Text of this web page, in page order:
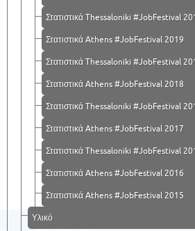
Στατιστικά Thessaloniki #JobFestival
Στατιστικά Athens #JobFestival 2019
Στατιστικά Thessaloniki #JobFestival
Στατιστικά Athens #JobFestival 2018
Στατιστικά Thessaloniki #JobFestival
Στατιστικά Athens #JobFestival 2017
Στατιστικά Thessaloniki #JobFestival
Στατιστικά Athens #JobFestival 2016
Στατιστικά Athens #JobFestival 2015
Υλικό